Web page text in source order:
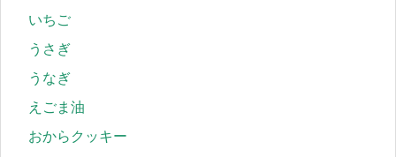
いちご
うさぎ
うなぎ
えごま油
おからクッキー